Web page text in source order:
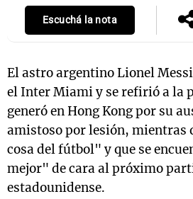
Escuchá la nota
El astro argentino Lionel
el Inter Miami y se refirió a la
generó en Hong Kong por su
amistoso por lesión, mientras
cosa del fútbol" y que se
mejor" de cara al próximo
estadounidense.